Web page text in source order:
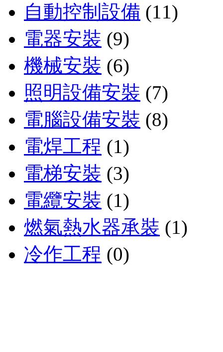
自動控制設備 (11)
電器安裝 (9)
機械安裝 (6)
照明設備安裝 (7)
電腦設備安裝 (8)
電焊工程 (1)
電梯安裝 (3)
電纜安裝 (1)
燃氣熱水器承裝 (1)
冷作工程 (0)